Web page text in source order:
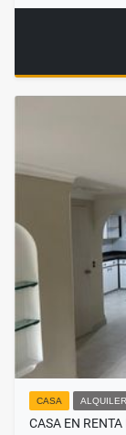
CASA ALQUILER
CASA EN